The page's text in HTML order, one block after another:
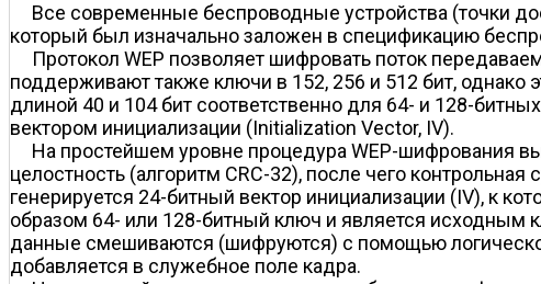
Все современные беспроводные устройства (точки
который был изначально заложен в спецификацию
Протокол WEP позволяет шифровать поток
поддерживают также ключи в 152, 256 и 512 бит,
длиной 40 и 104 бит соответственно для 64- и 128-
вектором инициализации (Initialization Vector, IV).
На простейшем уровне процедура WEP-шифрования
целостность (алгоритм CRC-32), после чего
генерируется 24-битный вектор инициализации (IV), к
образом 64- или 128-битный ключ и является исходным
данные смешиваются (шифруются) с помощью
добавляется в служебное поле кадра.